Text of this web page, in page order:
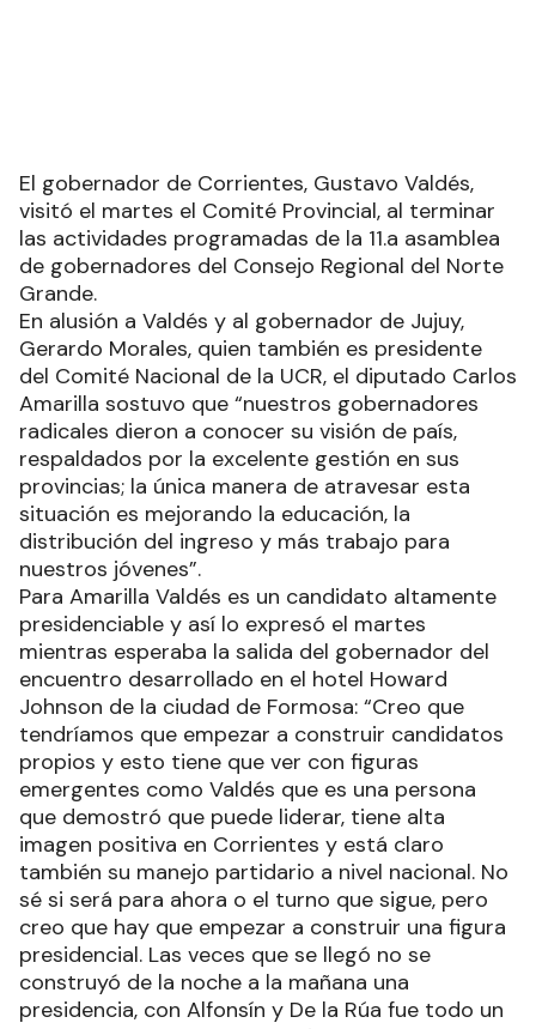
El gobernador de Corrientes, Gustavo Valdés,
visitó el martes el Comité Provincial, al terminar
las actividades programadas de la 11.a asamblea
de gobernadores del Consejo Regional del Norte
Grande.
En alusión a Valdés y al gobernador de Jujuy,
Gerardo Morales, quien también es presidente
del Comité Nacional de la UCR, el diputado Carlos
Amarilla sostuvo que “nuestros gobernadores
radicales dieron a conocer su visión de país,
respaldados por la excelente gestión en sus
provincias; la única manera de atravesar esta
situación es mejorando la educación, la
distribución del ingreso y más trabajo para
nuestros jóvenes”.
Para Amarilla Valdés es un candidato altamente
presidenciable y así lo expresó el martes
mientras esperaba la salida del gobernador del
encuentro desarrollado en el hotel Howard
Johnson de la ciudad de Formosa: “Creo que
tendríamos que empezar a construir candidatos
propios y esto tiene que ver con figuras
emergentes como Valdés que es una persona
que demostró que puede liderar, tiene alta
imagen positiva en Corrientes y está claro
también su manejo partidario a nivel nacional. No
sé si será para ahora o el turno que sigue, pero
creo que hay que empezar a construir una figura
presidencial. Las veces que se llegó no se